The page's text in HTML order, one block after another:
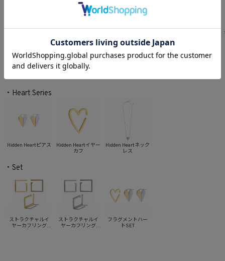
ーピア
ストラクチャルイヤーカフリ
ーイヤーカフリング(ゴ
・Heart Series
Hidden Heartピアス
Hidden Heartイヤー
カフ
Hidden Heartネック
レス
・Set
ストラクチャルイ
ヤーカフリング
ストラクチャルイ
ヤーカフリング
フラグメントハー
トSET